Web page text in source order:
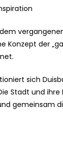
Konzept der
sich
Stadt und
gemeinsam